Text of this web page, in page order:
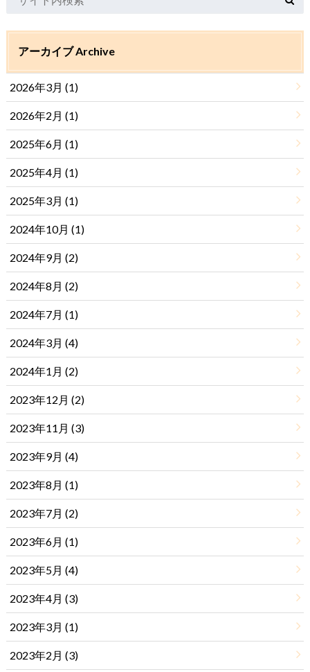
アーカイブ Archive
2026年3月 (1)
2026年2月 (1)
2025年6月 (1)
2025年4月 (1)
2025年3月 (1)
2024年10月 (1)
2024年9月 (2)
2024年8月 (2)
2024年7月 (1)
2024年3月 (4)
2024年1月 (2)
2023年12月 (2)
2023年11月 (3)
2023年9月 (4)
2023年8月 (1)
2023年7月 (2)
2023年6月 (1)
2023年5月 (4)
2023年4月 (3)
2023年3月 (1)
2023年2月 (3)